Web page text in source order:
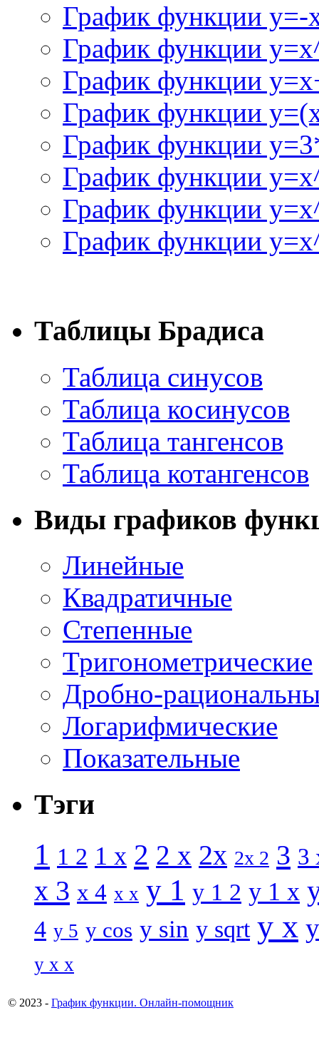
График функции
График функции
График функции
График функции
График функции
График функции
График функции
График функции
Таблицы Брадиса
Таблица синусов
Таблица косинусов
Таблица тангенсов
Таблица котангенсов
Виды графиков
Линейные
Квадратичные
Степенные
Тригонометрические
Дробно-
Логарифмические
Показательные
Тэги
1 1 2 1 x 2 2 x 2x 2x 2 3 3
x 3 x 4 x x y 1 y 1 2 y 1 x
4 y 5 y cos y sin y sqrt y x
y x x
© 2023 - График функции. Онлайн-помощник